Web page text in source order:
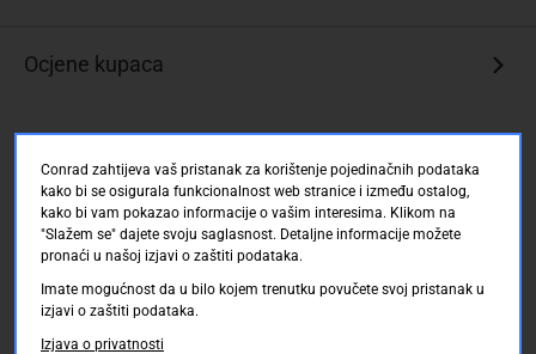
Ocjene kupaca
Conrad zahtijeva vaš pristanak za korištenje pojedinačnih podataka
kako bi se osigurala funkcionalnost web stranice i između ostalog,
kako bi vam pokazao informacije o vašim interesima. Klikom na
"Slažem se" dajete svoju saglasnost. Detaljne informacije možete
pronaći u našoj izjavi o zaštiti podataka.
Imate mogućnost da u bilo kojem trenutku povučete svoj pristanak u
izjavi o zaštiti podataka.
Izjava o privatnosti